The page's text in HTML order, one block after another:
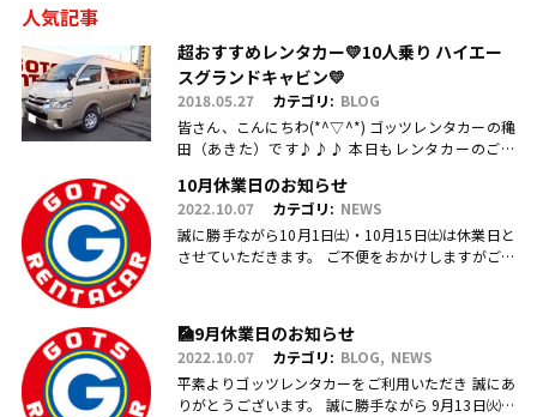
人気記事
超おすすめレンタカー💛10人乗り ハイエー
スグランドキャビン💛
2018.05.27 カテゴリ: BLOG
皆さん、こんにちわ(*^▽^*) ゴッツレンタカーの穐
田（あきた）です♪♪♪ 本日もレンタカーのご利
りがとうございます(.....
10月休業日のお知らせ
2022.10.07 カテゴリ: NEWS
誠に勝手ながら10月1日㈯・10月15日㈯は休業日と
させていただきます。 ご不便をおかけしますがご理
🎑9月休業日のお知らせ
2022.10.07 カテゴリ: BLOG
NEWS
平素よりゴッツレンタカーをご利用いただき 誠にあ
りがとうございます。 誠に勝手ながら 9月13日㈫・